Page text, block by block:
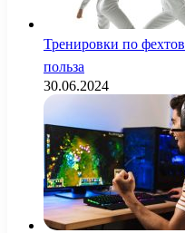
Тренировки по
польза
30.06.2024